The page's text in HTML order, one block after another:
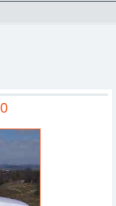
Smart
Plymouth
SsangYong
Volvo